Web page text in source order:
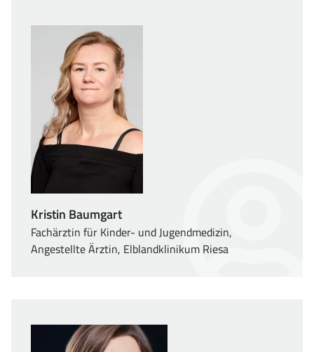
Kristin Baumgart
Fachärztin für Kinder- und Jugendmedizin,
Angestellte Ärztin, Elblandklinikum Riesa